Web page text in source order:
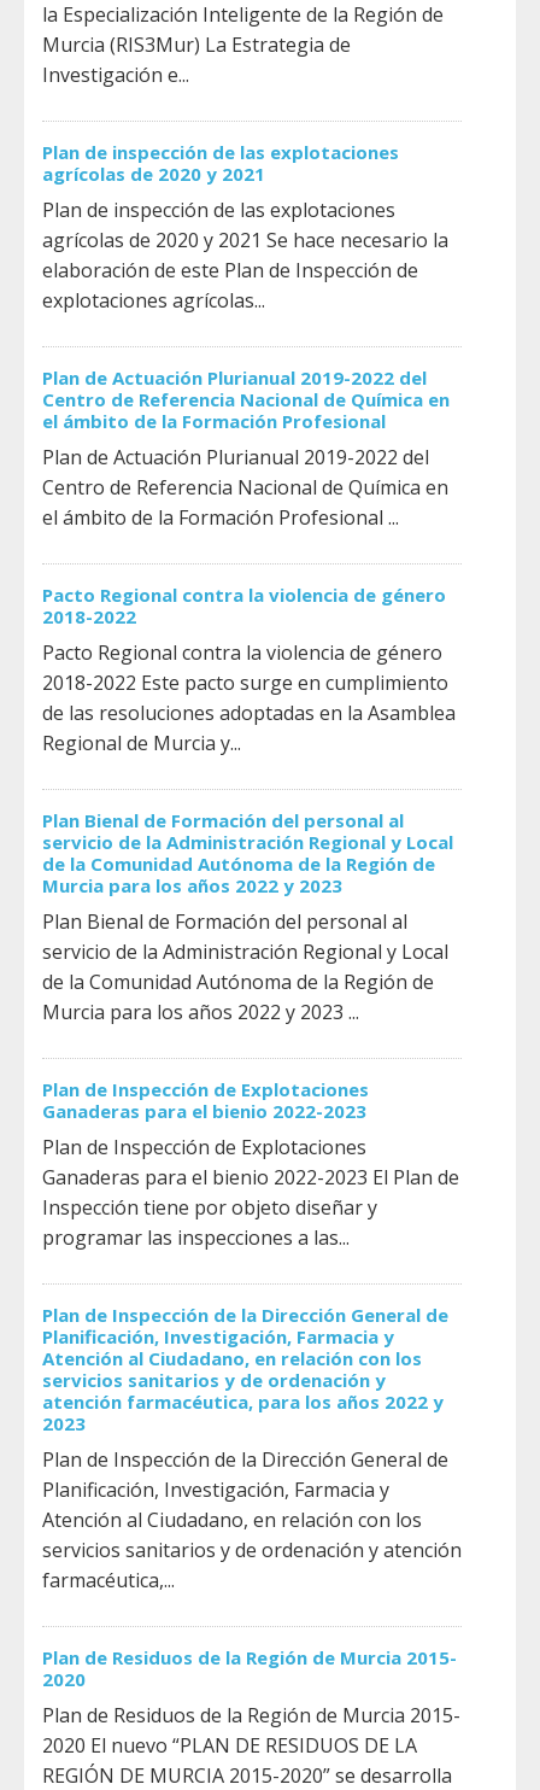
la Especialización Inteligente de la Región de
Murcia (RIS3Mur) La Estrategia de
Investigación e...
Plan de inspección de las explotaciones
agrícolas de 2020 y 2021
Plan de inspección de las explotaciones
agrícolas de 2020 y 2021 Se hace necesario la
elaboración de este Plan de Inspección de
explotaciones agrícolas...
Plan de Actuación Plurianual 2019-2022 del
Centro de Referencia Nacional de Química en
el ámbito de la Formación Profesional
Plan de Actuación Plurianual 2019-2022 del
Centro de Referencia Nacional de Química en
el ámbito de la Formación Profesional ...
Pacto Regional contra la violencia de género
2018-2022
Pacto Regional contra la violencia de género
2018-2022 Este pacto surge en cumplimiento
de las resoluciones adoptadas en la Asamblea
Regional de Murcia y...
Plan Bienal de Formación del personal al
servicio de la Administración Regional y Local
de la Comunidad Autónoma de la Región de
Murcia para los años 2022 y 2023
Plan Bienal de Formación del personal al
servicio de la Administración Regional y Local
de la Comunidad Autónoma de la Región de
Murcia para los años 2022 y 2023 ...
Plan de Inspección de Explotaciones
Ganaderas para el bienio 2022-2023
Plan de Inspección de Explotaciones
Ganaderas para el bienio 2022-2023 El Plan de
Inspección tiene por objeto diseñar y
programar las inspecciones a las...
Plan de Inspección de la Dirección General de
Planificación, Investigación, Farmacia y
Atención al Ciudadano, en relación con los
servicios sanitarios y de ordenación y
atención farmacéutica, para los años 2022 y
2023
Plan de Inspección de la Dirección General de
Planificación, Investigación, Farmacia y
Atención al Ciudadano, en relación con los
servicios sanitarios y de ordenación y atención
farmacéutica,...
Plan de Residuos de la Región de Murcia 2015-
2020
Plan de Residuos de la Región de Murcia 2015-
2020 El nuevo “PLAN DE RESIDUOS DE LA
REGIÓN DE MURCIA 2015-2020” se desarrolla